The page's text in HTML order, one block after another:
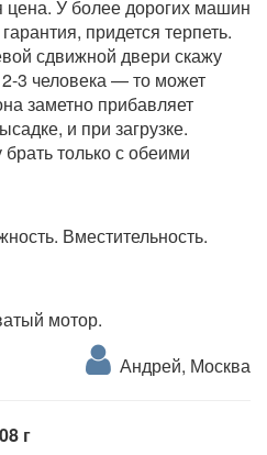
цена. У более дорогих машин
придется терпеть.
сдвижной двери скажу
3 человека — то может
заметно прибавляет
и при загрузке.
только с обеими
Вместительность.
мотор.
Андрей, Москва
г